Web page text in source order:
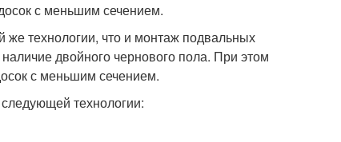
с меньшим сечением.
технологии, что и монтаж подвальных
двойного чернового пола. При этом
с меньшим сечением.
технологии: